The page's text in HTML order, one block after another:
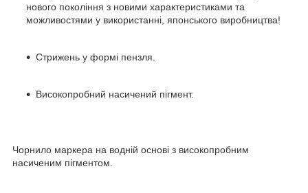
нового покоління з новими характеристиками та
можливостями у використанні, японського виробництва!
Стрижень у формі пензля.
Високопробний насичений пігмент.
Чорнило маркера на водній основі з високопробним
насиченим пігментом.